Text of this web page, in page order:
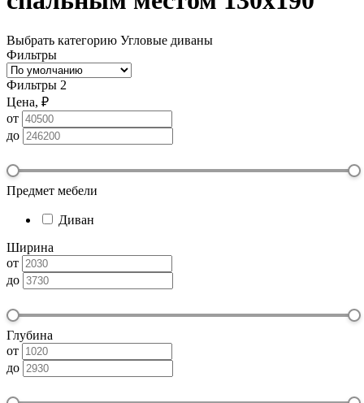
Выбрать категорию Угловые диваны
Фильтры
Фильтры 2
Цена, ₽
от
до
Предмет мебели
Диван
Ширина
от
до
Глубина
от
до